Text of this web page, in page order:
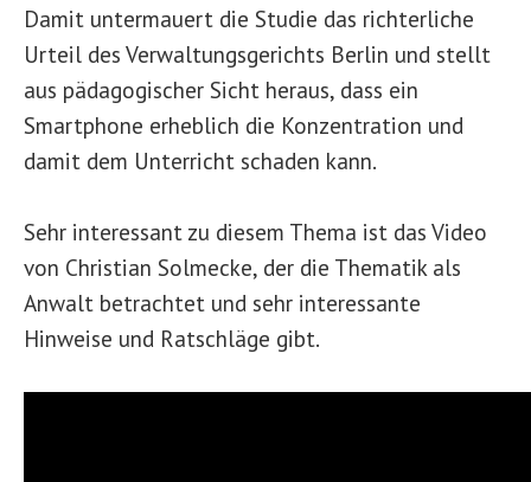
Damit untermauert die Studie das richterliche
Urteil des Verwaltungsgerichts Berlin und stellt
aus pädagogischer Sicht heraus, dass ein
Smartphone erheblich die Konzentration und
damit dem Unterricht schaden kann.
Sehr interessant zu diesem Thema ist das Video
von Christian Solmecke, der die Thematik als
Anwalt betrachtet und sehr interessante
Hinweise und Ratschläge gibt.